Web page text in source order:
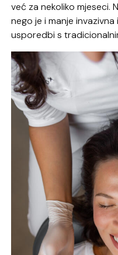
već za nekoliko mjeseci.
nego je i manje
usporedbi s